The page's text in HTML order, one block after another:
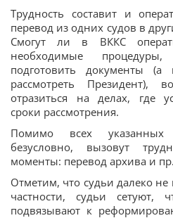
Трудность составит и
перевод из одних судов в
Смогут ли в ВККС
необходимые процедуры,
подготовить документы
рассмотреть Президент),
отразиться на делах, где
сроки рассмотрения.
Помимо всех указанных
безусловно, вызовут
моменты: перевод архива и пр.
Отметим, что судьи далеко не
частности, судьи сетуют,
подвязывают к